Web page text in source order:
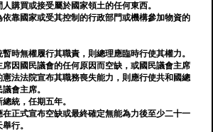
購買或接受屬於國家領土的任何東西。
依靠國家或受其控制的行政部門或機構參加物資的
時無權履行其職責，則總理應臨時行使其權力。
席因國民議會的任何原因而空缺，或國民議會主席
憲法法院宣布其職務喪失能力，則應行使共和國總
會主席。
統，任期五年。
在正式宣布空缺或最終確定無能為力後至少二十一
行。